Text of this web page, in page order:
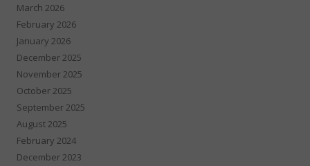
March 2026
February 2026
January 2026
December 2025
November 2025
October 2025
September 2025
August 2025
February 2024
December 2023